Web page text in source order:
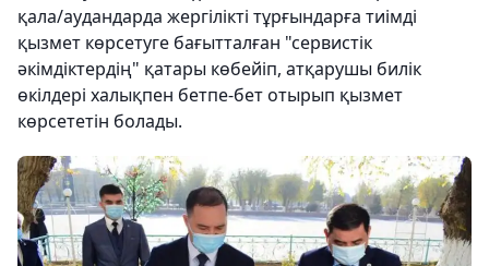
қала/аудандарда жергілікті тұрғындарға тиімді
қызмет көрсетуге бағытталған "сервистік
әкімдіктердің" қатары көбейіп, атқарушы билік
өкілдері халықпен бетпе-бет отырып қызмет
көрсететін болады.